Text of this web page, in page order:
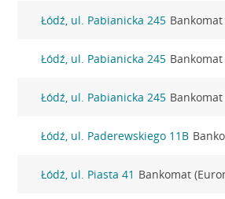
Łódź, ul. Pabianicka 245
Łódź, ul. Pabianicka 245
Łódź, ul. Pabianicka 245
Łódź, ul. Paderewskiego 11B
Łódź, ul. Piasta 41 Bankomat